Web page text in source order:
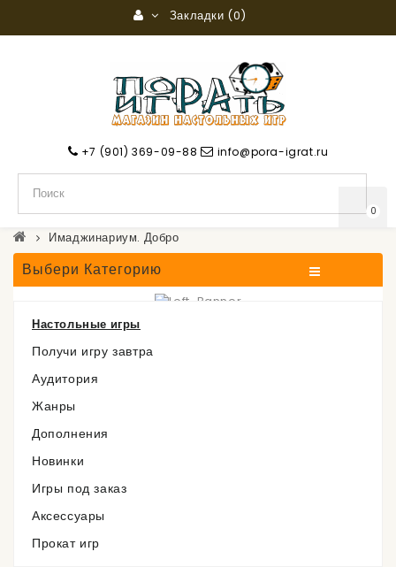
Закладки (0)
0
+7 (901) 369-09-88 info@pora-igrat.ru
Имаджинариум. Добро
Выбери Категорию
Настольные игры
Получи игру завтра
Аудитория
Жанры
Дополнения
Новинки
Игры под заказ
Аксессуары
Прокат игр
Имаджинариум. Добро
Нет в наличии
Имаджинариум. Добро